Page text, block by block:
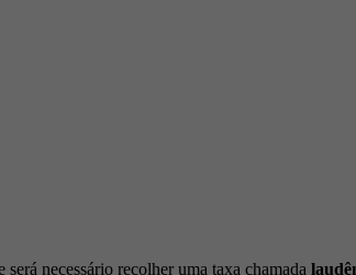
necessário recolher uma taxa chamada